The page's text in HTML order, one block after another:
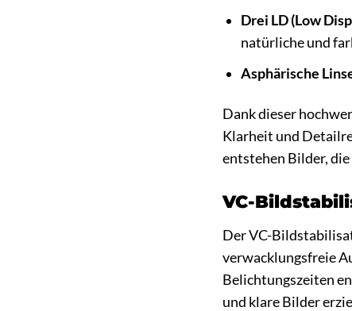
Drei LD (Low
natürliche und
Asphärische
Dank dieser
Klarheit und
entstehen Bilder,
VC-
Der VC-
verwacklungsfreie
Belichtungszeiten
und klare Bilder